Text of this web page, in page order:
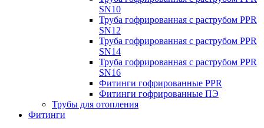
SN10
Труба гофрированная с раструбом PPR
SN12
Труба гофрированная с раструбом PPR
SN14
Труба гофрированная с раструбом PPR
SN16
Фитинги гофрированные PPR
Фитинги гофрированные ПЭ
Трубы для отопления
Фитинги